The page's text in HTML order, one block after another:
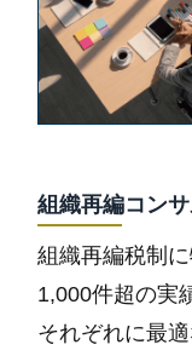
組織再編コン
組織再編税制
1,000件超の実
それぞれに最